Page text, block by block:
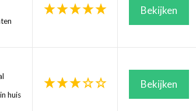
Bekijken
huis
Bekijken